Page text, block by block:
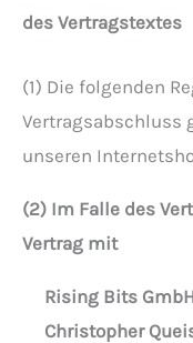
des Vertragstextes
(1) Die folgenden
Vertragsabschluss
unseren
(2) Im Falle des
Vertrag mit
Rising Bits
Christopher